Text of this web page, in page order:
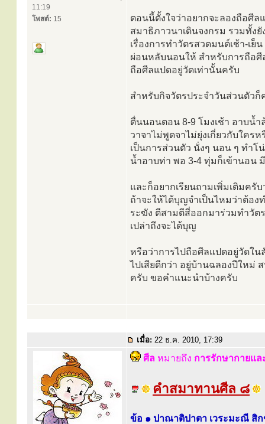
11:19
โพสต์: 15
ตอนนี้ตั้งใจว่าอยากจะลองถือศีล
สมาธิภาวนาเดินจงกรม รวมทั้ง
เรื่องการทำวัตรสวดมนต์เช้า-เ
ผ่อนหลับนอนให้ สำหรับการถือศี
ถือศีลแปดอยู่วัดเท่านั้นครับ
สำหรับกิจวัตรประจำวันส่วนตัว
ตื่นนอนตอน 8-9 โมงเช้า อาบน้
วาจาไม่พูดจาไม่ยุ่งเกี่ยวกับใค
เป็นการส่วนตัว นั่งๆ นอน ๆ ทำโ
น้ำอาบท่า พอ 3-4 ทุ่มก็เข้านอน
และก็อยากเรียนถามเพิ่มเติมค
ถ้าจะให้ได้บุญจำเป็นไหมว่าต้อ
ระฆัง ตีสามตีสี่ออกมาร่วมทำวั
เปล่าถึงจะได้บุญ
หรือว่าการไปถือศีลแปดอยู่วัดใ
ไปเสียดีกว่า อยู่บ้านฉลองปีใหม่
ครับ ขอคำแนะนำบ้างครับ
เมื่อ: 22 ธ.ค. 2010, 17:39
ศีล หมายถึง การรักษากายแล
คำสมาทานศีล ๘
ข้อ ๑ ปาณาติปาตา เวระมะณี สิ